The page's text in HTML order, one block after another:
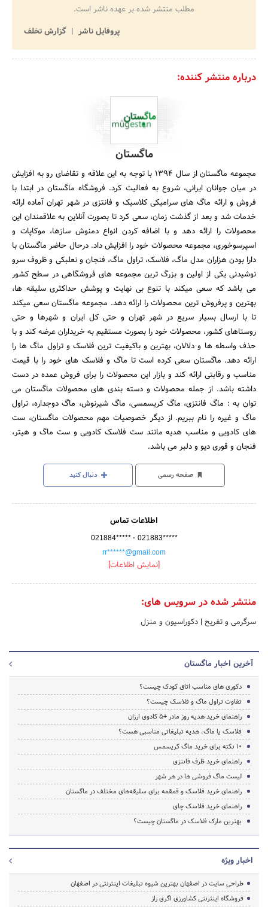
مطلب منتشر شده بر عهده ناشر است.
پروفایل ناشر
گزارش تخلف
درباره منتشر کننده:
ماگستان
مجموعه ماگستان از سال 1394 با توجه به این علاقه و تقاضای رو به افزایش
در میان جوانان ایرانی، شروع به فعالیت کرد. فروشگاه ماگستان در ابتدا با
فروش و ارائه ماگ های سرامیکی کلاسیک و فانتزی در شهر تهران آماده ارائه
خدمات شد و بعد از گذشت زمان، سعی کرد تا بصورت آنلاین به علاقمندان این
محصولات را ارائه دهد و با اضافه کردن انواع دمنوش سازها، موکاپات و
اسپرسوخوری، مجموعه محصولات خود را افزایش داد. درحال حاضر ماگستان با
دارا بودن هزاران مدل ماگ، فلاسک، تراول ماگ، فنجان و نعلبکی و ظروف سرو
نوشیدنی یکی از اولین و بزرگ ترین مجموعه های فروشگاهی در سطح کشور
می باشد که سعی میکند با تنوع بی نهایت و پوشش حداکثری سلیقه ها،
بهترین و پرفروش ترین محصولات را ارائه دهد. مجموعه ماگستان سعی میکند
تا با ارسال بسیار سریع در شهر تهران و حتی کل ایران و شهرها و حتی
روستاهای کشور، محصولات خود را بصورت مستقیم به خریداران عرضه کند و با
حذف واسطه ها و دلالان، بهترین و باکیفیت ترین فلاسک و تراول ماگ ها را
ارائه دهد. ماگستان سعی کرده است تا ماگ و فلاسک های خود را با قیمت
مناسب و رقابتی ارائه کند و بازار این محصولات را برای فروش عمده در دست
داشته باشد. از جمله محصولات و دسته بندی های محصولات ماگستان می
توان به : ماگ فانتزی، ماگ کریسمسی، ماگ شیرنوش، ماگ دوجداره، تراول
ماگ و غیره را نام ببریم. از دیگر خصوصیات مهم محصولات ماگستان، ست
های کادویی و مناسب هدیه مانند ست فلاسک کادویی و ست ماگ و هیتر،
فنجان و قوری دیو و دلبر می باشد.
صفحه رسمی دنبال کنید
اطلاعات تماس
021884***** - 021883*****
rr******@gmail.com
[نمایش اطلاعات]
منتشر شده در سرویس های:
سرگرمی و تفریح | دکوراسیون و منزل
آخرین اخبار ماگستان
دکوری های مناسب اتاق کودک چیست؟
تفاوت تراول ماگ و فلاسک چیست؟
راهنمای خرید هدیه روز مادر +5 کادوی ارزان
فلاسک یا ماگ، هدیه تبلیغاتی مناسبی هست؟
۱۰ نکته برای خرید ماگ کریسمس
راهنمای خرید ظرف فانتزی
لیست ماگ فروشی ها در هر شهر
راهنمای خرید فلاسک و قمقمه برای سلیقه‌های مختلف در ماگستان
راهنمای خرید فلاسک چای
بهترین مارک فلاسک در ماگستان چیست؟
اخبار ویژه
طراحی سایت در اصفهان بهترین شیوه تبلیغات اینترنتی در اصفهان
فروشگاه اینترنتی کشاورزی اگری راز